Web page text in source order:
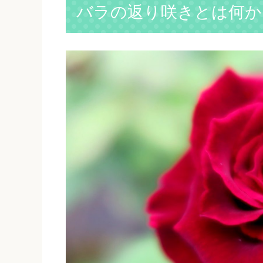
バラの返り咲きとは何